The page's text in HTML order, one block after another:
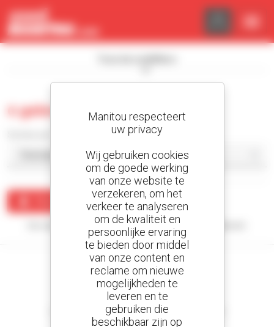
0 gebruikt rupslader
Maak een waarschuwing
Uw zoekopdracht heeft geen enkel resultaat opgeleverd.
Stel meldingen in
en ontvang advertenties van tweedehandsmaterieel
Cookies beheer paneel
Manitou respecteert
uw privacy
Wij gebruiken cookies
om de goede werking
van onze website te
verzekeren, om het
verkeer te analyseren
om de kwaliteit en
persoonlijke ervaring
te bieden door middel
van onze content en
reclame om nieuwe
mogelijkheden te
leveren en te
gebruiken die
beschikbaar zijn op